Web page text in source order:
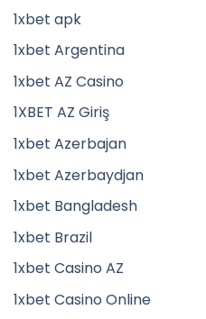
1xbet apk
1xbet Argentina
1xbet AZ Casino
1XBET AZ Giriş
1xbet Azerbajan
1xbet Azerbaydjan
1xbet Bangladesh
1xbet Brazil
1xbet Casino AZ
1xbet Casino Online